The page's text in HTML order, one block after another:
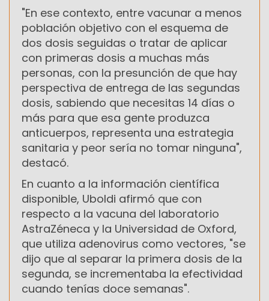
"En ese contexto, entre vacunar a menos
población objetivo con el esquema de
dos dosis seguidas o tratar de aplicar
con primeras dosis a muchas más
personas, con la presunción de que hay
perspectiva de entrega de las segundas
dosis, sabiendo que necesitas 14 días o
más para que esa gente produzca
anticuerpos, representa una estrategia
sanitaria y peor sería no tomar ninguna",
destacó.
En cuanto a la información científica
disponible, Uboldi afirmó que con
respecto a la vacuna del laboratorio
AstraZéneca y la Universidad de Oxford,
que utiliza adenovirus como vectores, "se
dijo que al separar la primera dosis de la
segunda, se incrementaba la efectividad
cuando tenías doce semanas".